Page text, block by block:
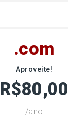
.com
Aproveite!
R$80,00
/ano